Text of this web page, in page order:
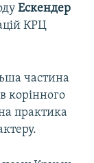
Ескендер
КРЦ
частина
корінного
практика